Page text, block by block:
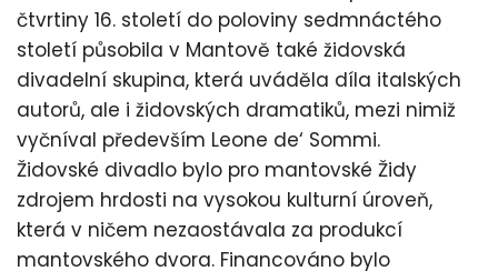
čtvrtiny 16. století do poloviny sedmnáctého
století působila v Mantově také židovská
divadelní skupina, která uváděla díla italských
autorů, ale i židovských dramatiků, mezi nimiž
vyčníval především Leone de‘ Sommi.
Židovské divadlo bylo pro mantovské Židy
zdrojem hrdosti na vysokou kulturní úroveň,
která v ničem nezaostávala za produkcí
mantovského dvora. Financováno bylo